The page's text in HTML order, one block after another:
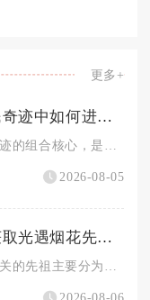
更多+
月魂石在全民奇迹中如何进行组合
2026-08-05
大家是怎么获取光遇烟花先祖的